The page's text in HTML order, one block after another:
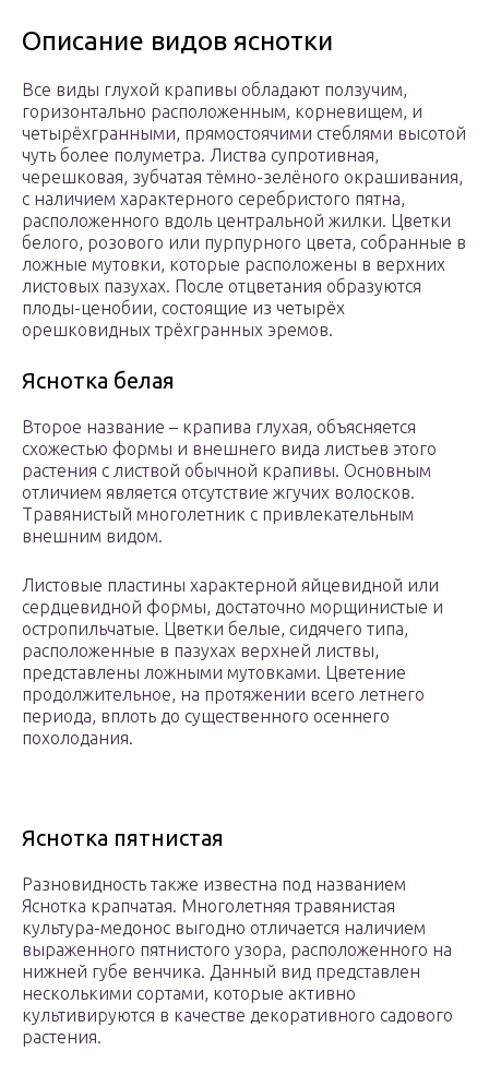
Описание видов яснотки
Все виды глухой крапивы обладают ползучим,
горизонтально расположенным, корневищем, и
четырёхгранными, прямостоячими стеблями высотой
чуть более полуметра. Листва супротивная,
черешковая, зубчатая тёмно-зелёного окрашивания,
с наличием характерного серебристого пятна,
расположенного вдоль центральной жилки. Цветки
белого, розового или пурпурного цвета, собранные в
ложные мутовки, которые расположены в верхних
листовых пазухах. После отцветания образуются
плоды-ценобии, состоящие из четырёх
орешковидных трёхгранных эремов.
Яснотка белая
Второе название – крапива глухая, объясняется
схожестью формы и внешнего вида листьев этого
растения с листвой обычной крапивы. Основным
отличием является отсутствие жгучих волосков.
Травянистый многолетник с привлекательным
внешним видом.
Листовые пластины характерной яйцевидной или
сердцевидной формы, достаточно морщинистые и
остропильчатые. Цветки белые, сидячего типа,
расположенные в пазухах верхней листвы,
представлены ложными мутовками. Цветение
продолжительное, на протяжении всего летнего
периода, вплоть до существенного осеннего
похолодания.
Яснотка пятнистая
Разновидность также известна под названием
Яснотка крапчатая. Многолетняя травянистая
культура-медонос выгодно отличается наличием
выраженного пятнистого узора, расположенного на
нижней губе венчика. Данный вид представлен
несколькими сортами, которые активно
культивируются в качестве декоративного садового
растения.